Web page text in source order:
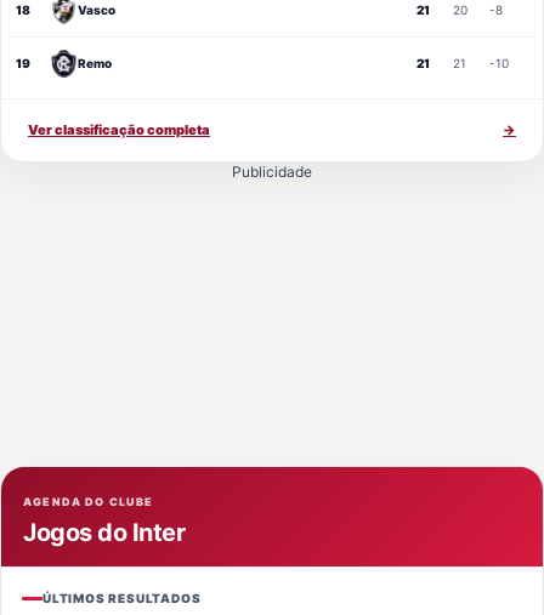
18 Vasco 21 20 -8
19 Remo 21 21 -10
Ver classificação completa →
Publicidade
AGENDA DO CLUBE
Jogos do Inter
ÚLTIMOS RESULTADOS